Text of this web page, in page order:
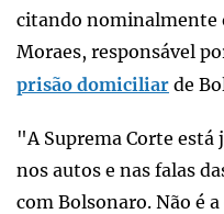
citando nominalmente
Moraes, responsável
prisão domiciliar de
"A Suprema Corte está
nos autos e nas falas
com Bolsonaro. Não é